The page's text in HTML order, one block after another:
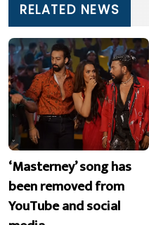
RELATED NEWS
‘Masterney’ song has
been removed from
YouTube and social